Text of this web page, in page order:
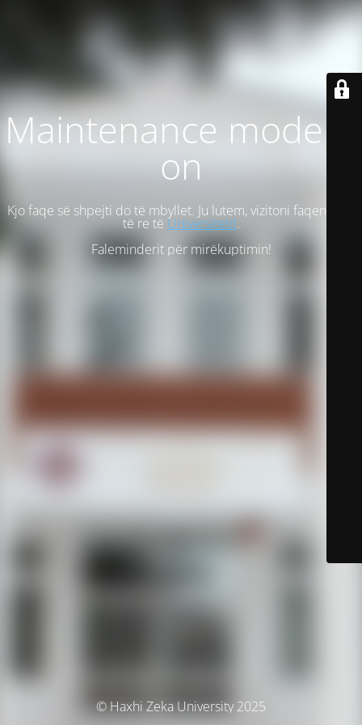
Maintenance mode is
on
Kjo faqe së shpejti do të mbyllet. Ju lutem, vizitoni faqen tonë
të re të Universitetit.
Faleminderit për mirëkuptimin!
© Haxhi Zeka University 2025